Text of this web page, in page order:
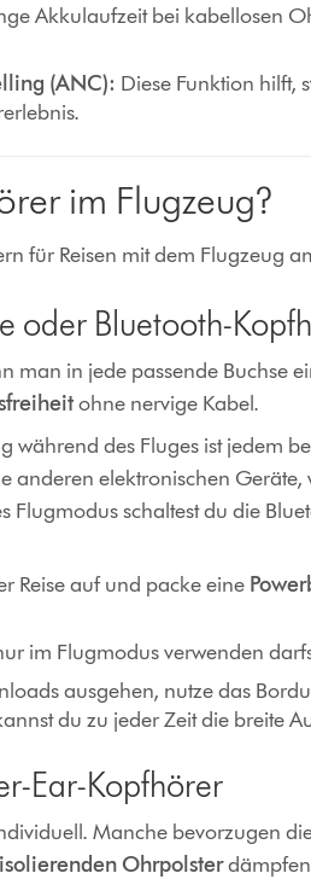
Akkulaufzeit bei kabellosen
(ANC): Diese Funktion hilft,
im Flugzeug?
für Reisen mit dem Flugzeug
oder Bluetooth-
man in jede passende Buchse
ohne nervige Kabel.
während des Fluges ist jedem
anderen elektronischen
Flugmodus schaltest du die
Reise auf und packe eine
im Flugmodus verwenden
ausgehen, nutze das
du zu jeder Zeit die breite
Ear-Kopfhörer
Manche bevorzugen
isolierenden Ohrpolsterdämpfen